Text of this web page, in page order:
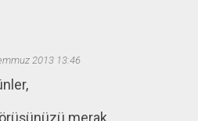
2013 13:46
merak